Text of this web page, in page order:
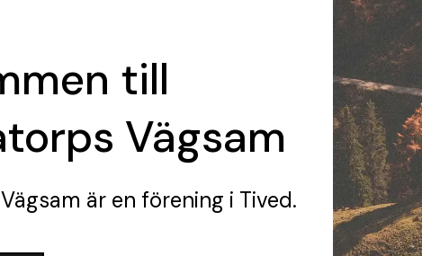
till
Vägsam
är en förening i Tived.